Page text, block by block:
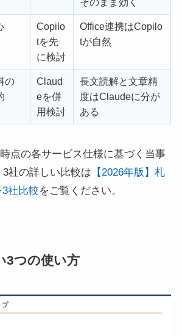
Copilo
tを先
に検討
Office連携はCopilo
tが自然
の
Claud
eを併
用検討
長文読解と文章精
度はClaudeに分が
ある
点の各サービス仕様に基づく当事
社の詳しい比較は 【2026年版】札
社比較をご覧ください。
3つの使い方